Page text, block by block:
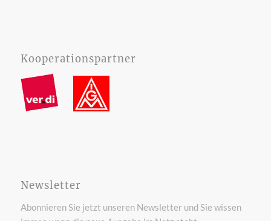
Kooperationspartner
Newsletter
Abonnieren Sie jetzt unseren Newsletter und Sie wissen